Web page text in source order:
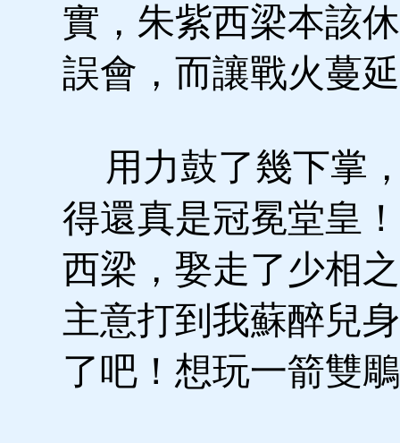
實，朱紫西梁本該
誤會，而讓戰火蔓
用力鼓了幾下掌
得還真是冠冕堂皇
西梁，娶走了少相
主意打到我蘇醉兒
了吧！想玩一箭雙